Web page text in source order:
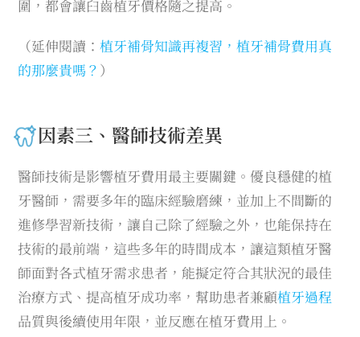
圍，都會讓臼齒植牙價格隨之提高。
（延伸閱讀：植牙補骨知識再複習，植牙補骨費用真
的那麼貴嗎？ ）
因素三、醫師技術差異
醫師技術是影響植牙費用最主要關鍵。優良穩健的植
牙醫師，需要多年的臨床經驗磨練，並加上不間斷的
進修學習新技術，讓自己除了經驗之外，也能保持在
技術的最前端，這些多年的時間成本，讓這類植牙醫
師面對各式植牙需求患者，能擬定符合其狀況的最佳
治療方式、提高植牙成功率，幫助患者兼顧植牙過程
品質與後續使用年限，並反應在植牙費用上。